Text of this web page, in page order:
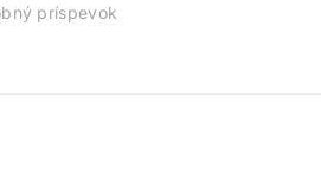
príspevok